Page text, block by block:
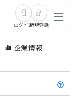
ログイン新規登録
企業情報